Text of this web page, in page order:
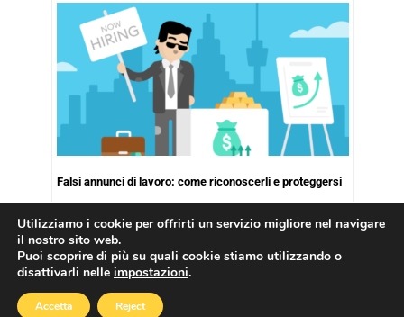
Falsi annunci di lavoro: come riconoscerli e proteggersi
Copyright © 2026
Utilizziamo i cookie per offrirti un servizio migliore nel navigare
il nostro sito web.
Puoi scoprire di più su quali cookie stiamo utilizzando o
disattivarli nelle impostazioni.
Accetta Reject